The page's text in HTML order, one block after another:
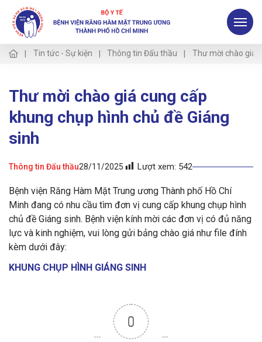
Tin tức - Sự kiện Thông tin Đấu thầu Thư mời chào giá
Thư mời chào giá cung cấp
khung chụp hình chủ đề Giáng
sinh
Thông tin Đấu thầu28/11/2025 Lượt xem: 542
Bệnh viện Răng Hàm Mặt Trung ương Thành phố Hồ Chí
Minh đang có nhu cầu tìm đơn vị cung cấp khung chụp hình
chủ đề Giáng sinh. Bệnh viện kính mời các đơn vị có đủ năng
lực và kinh nghiệm, vui lòng gửi bảng chào giá như file đính
kèm dưới đây:
KHUNG CHỤP HÌNH GIÁNG SINH
0